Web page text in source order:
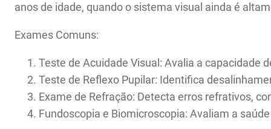
anos de idade, quando o sistema visual ainda é
Exames Comuns:
Teste de Acuidade Visual: Avalia a capacidade
Teste de Reflexo Pupilar: Identifica
Exame de Refração: Detecta erros refrativos,
Fundoscopia e Biomicroscopia: Avaliam a